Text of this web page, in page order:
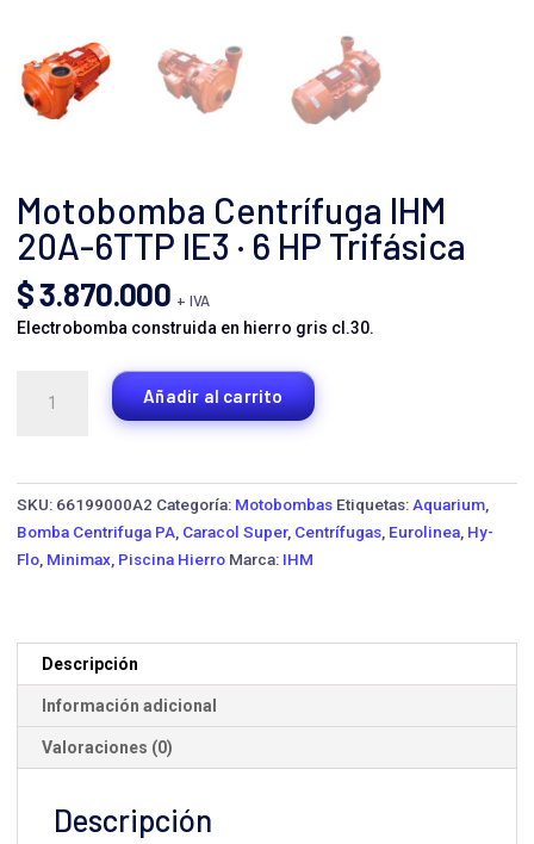
Motobomba Centrífuga IHM
20A-6TTP IE3 · 6 HP Trifásica
$3.870.000 + IVA
Electrobomba construida en hierro gris cl.30.
Centrífuga
cantidad
Añadir al carrito
SKU: 66199000A2 Categoría: Motobombas Etiquetas: Aquarium
Bomba Centrifuga PA Caracol Super, Centrífugas Eurolinea Hy-
Flo Minimax Piscina Hierro Marca: IHM
Descripción
Información adicional
Valoraciones (0)
Descripción